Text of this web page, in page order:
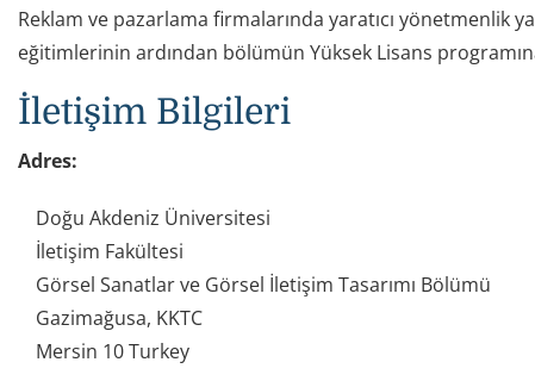
Reklam ve pazarlama firmalarında yaratıcı yönetmenlik
eğitimlerinin ardından bölümün Yüksek Lisans
İletişim Bilgileri
Adres:
Doğu Akdeniz Üniversitesi
İletişim Fakültesi
Görsel Sanatlar ve Görsel İletişim Tasarımı Bölümü
Gazimağusa, KKTC
Mersin 10 Turkey